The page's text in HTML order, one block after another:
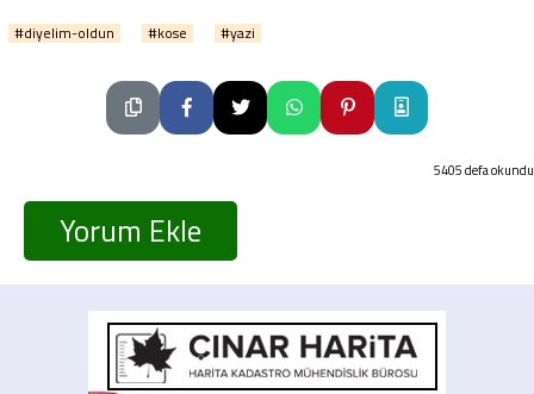
#diyelim-oldun #kose #yazi
5405 defa okundu
Yorum Ekle